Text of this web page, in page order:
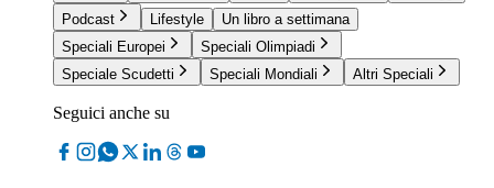
Podcast
Lifestyle
Un libro a settimana
Speciali Europei
Speciali Olimpiadi
Speciale Scudetti
Speciali Mondiali Altri Speciali
Seguici anche su